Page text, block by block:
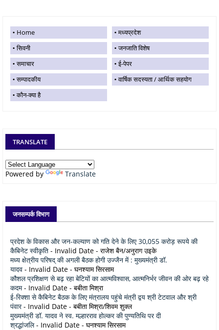
Home
मध्यप्रदेश
सिवनी
जनजाति विशेष
समाचार
ई-पेपर
सम्पादकीय
वार्षिक सदस्यता / आर्थिक सहयोग
कौन-क्या है
TRANSLATE
Powered by Translate
जनसम्पर्क विभाग
प्रदेश के विकास और जन-कल्याण को गति देने के लिए 30,055 करोड़ रूपये की
कैबिनेट स्वीकृति - Invalid Date - राजेश बैन/अनुराग उइके
मध्य क्षेत्रीय परिषद् की अगली बैठक होगी उज्जैन में : मुख्यमंत्री डॉ.
यादव - Invalid Date - घनश्याम सिरसाम
कौशल प्रशिक्षण से बढ़ रहा बेटियों का आत्मविश्वास, आत्मनिर्भर जीवन की ओर बढ़ रहे
कदम- Invalid Date - बबीता मिश्रा
ई-रिक्शा से कैबिनेट बैठक के लिए मंत्रालय पहुंचे मंत्री द्वय श्री टेटवाल और श्री
पंवार- Invalid Date - बबीता मिश्रा/शिवम शुक्ल
मुख्यमंत्री डॉ. यादव ने स्व. मल्हारराव होल्कर की पुण्यतिथि पर दी
श्रद्धांजलि- Invalid Date - घनश्याम सिरसाम